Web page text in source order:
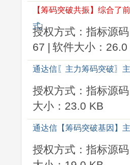
【筹码突破共振】综合了
式]
授权方式：指标源码
67 | 软件大小：26.0
通达信〖主力筹码突破〗
授权方式：指标源码
大小：23.0 KB
通达信【筹码突破基因】
授权方式：指标源码